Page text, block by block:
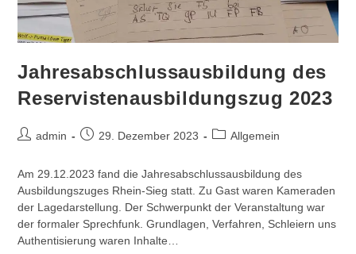
Jahresabschlussausbildung des
Reservistenausbildungszug 2023
Beitrags-
admin
Beitrag29. Dezember 2023
Beitrags-
Allgemein
Am 29.12.2023 fand die Jahresabschlussausbildung des
Ausbildungszuges Rhein-Sieg statt. Zu Gast waren Kameraden
der Lagedarstellung. Der Schwerpunkt der Veranstaltung war
der formaler Sprechfunk. Grundlagen, Verfahren, Schleiern uns
Authentisierung waren Inhalte…